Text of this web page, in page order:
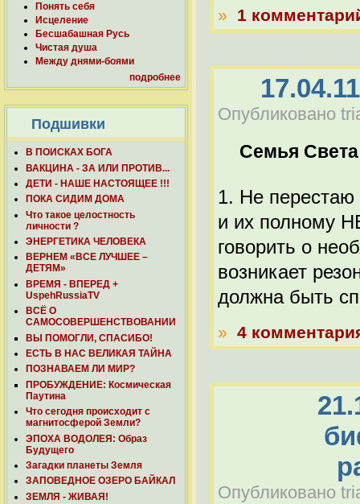
Понять себя
Исцеление
Бесшабашная Русь
Чистая душа
Между днями-боями
подробнее
Подшивки
В ПОИСКАХ БОГА
ВАКЦИНА - ЗА ИЛИ ПРОТИВ...
ДЕТИ - НАШЕ НАСТОЯЩЕЕ !!!
ПОКА СИДИМ ДОМА
Что такое целостность
личности ?
ЭНЕРГЕТИКА ЧЕЛОВЕКА
ВЕРНЕМ «ВСЕ ЛУЧШЕЕ –
ДЕТЯМ»
ВРЕМЯ - ВПЕРЕД +
UspehRussiaTV
ВСЁ О
САМОСОВЕРШЕНСТВОВАНИИ
ВЫ ПОМОГЛИ, СПАСИБО!
ЕСТЬ В НАС ВЕЛИКАЯ ТАЙНА
ПОЗНАВАЕМ ЛИ МИР?
ПРОБУЖДЕНИЕ: Космическая
Паутина
Что сегодня происходит с
магнитосферой Земли?
ЭПОХА ВОДОЛЕЯ: Образ
Будущего
Загадки планеты Земля
ЗАПОВЕДНОЕ ОЗЕРО БАЙКАЛ
ЗЕМЛЯ - ЖИВАЯ!
» 1
Опубликовано
Семья Света
1. Не перестаю
и их полному
говорить о
возникает
должна быть
» 4
Опубликовано